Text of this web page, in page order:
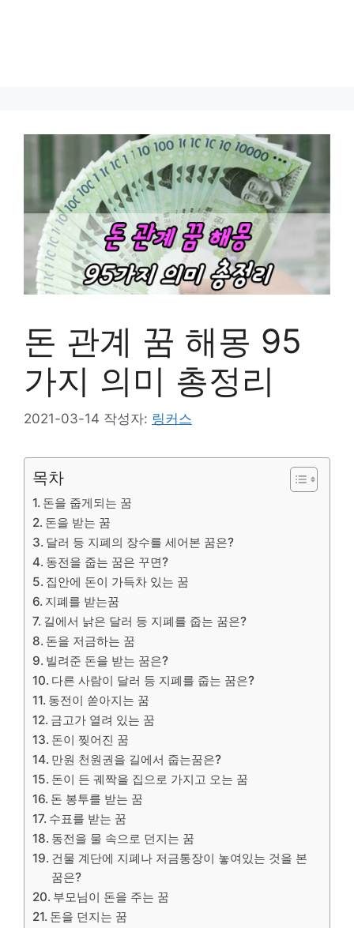
돈 관계 꿈 해몽 95
가지 의미 총정리
2021-03-14 작성자: 링커스
목차
돈을 줍게되는 꿈
돈을 받는 꿈
달러 등 지폐의 장수를 세어본 꿈은?
동전을 줍는 꿈은 꾸면?
집안에 돈이 가득차 있는 꿈
지폐를 받는꿈
길에서 낡은 달러 등 지폐를 줍는 꿈은?
돈을 저금하는 꿈
빌려준 돈을 받는 꿈은?
다른 사람이 달러 등 지폐를 줍는 꿈은?
동전이 쏟아지는 꿈
금고가 열려 있는 꿈
돈이 찢어진 꿈
만원 천원권을 길에서 줍는꿈은?
​돈이 든 궤짝을 집으로 가지고 오는 꿈
돈 봉투를 받는 꿈
수표를 받는 꿈
동전을 물 속으로 던지는 꿈
건물 계단에 지폐나 저금통장이 놓여있는 것을 본
꿈은?
부모님이 돈을 주는 꿈
돈을 던지는 꿈